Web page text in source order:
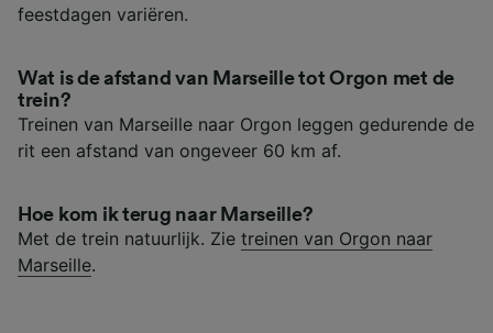
feestdagen variëren.
Wat is de afstand van Marseille tot Orgon met de
trein?
Treinen van Marseille naar Orgon leggen gedurende de
rit een afstand van ongeveer 60 km af.
Hoe kom ik terug naar Marseille?
Met de trein natuurlijk. Zie treinen van Orgon naar
Marseille.